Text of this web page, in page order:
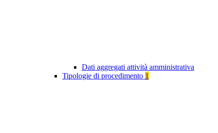
Dati aggregati attività amministrativa
Tipologie di procedimento 1